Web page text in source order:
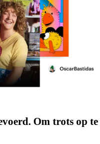
Om trots op te